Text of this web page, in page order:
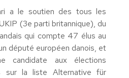
a le soutien des tous les
(3e parti britannique), du
qui compte 47 élus au
député européen danois, et
candidate aux élections
sur la liste Alternative für